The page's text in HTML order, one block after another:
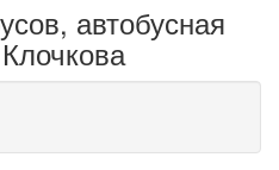
автобусная